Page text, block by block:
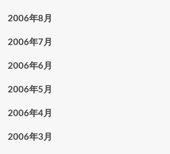
2006年8月
2006年7月
2006年6月
2006年5月
2006年4月
2006年3月